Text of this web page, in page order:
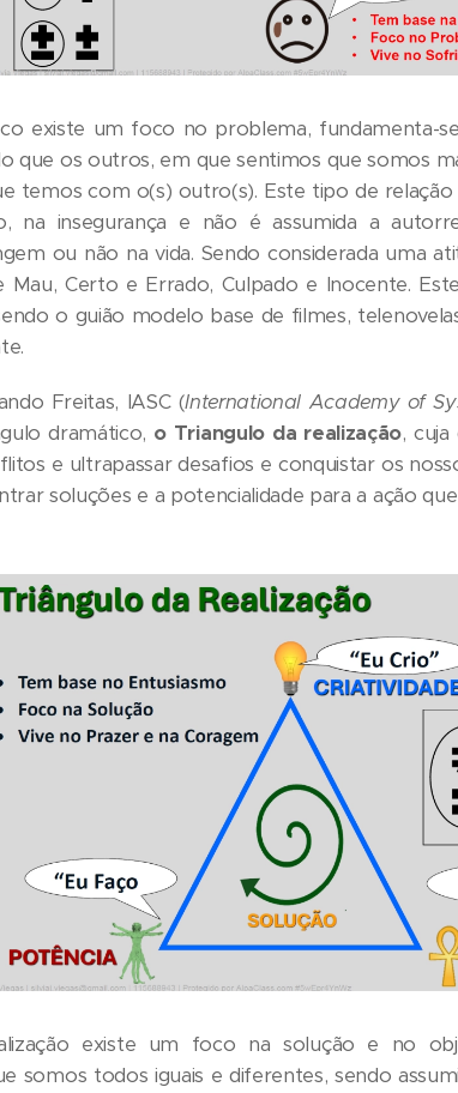
existe um foco no problema, fundamenta-
que os outros, em que sentimos que somos
temos com o(s) outro(s). Este tipo de relação
na insegurança e não é assumida a
ou não na vida. Sendo considerada uma
Certo e Errado, Culpado e Inocente.
o guião modelo base de filmes,
Freitas, IASC (International Academy of
dramático, o Triangulo da realização,
e ultrapassar desafios e conquistar os
soluções e a potencialidade para a ação
existe um foco na solução e no
somos todos iguais e diferentes, sendo